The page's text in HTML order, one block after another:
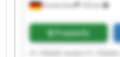
Emskirchen 183 km
Preisinfo